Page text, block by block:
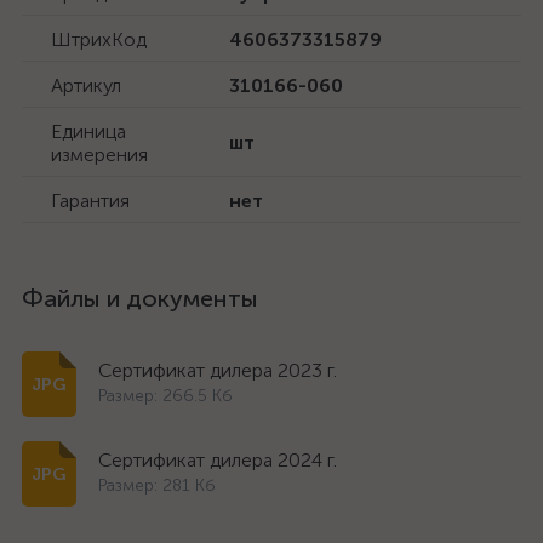
ШтрихКод
4606373315879
Артикул
310166-060
Единица
измерения
шт
Гарантия нет
Файлы и документы
Сертификат дилера 2023 г.
Размер: 266.5 Кб
Сертификат дилера 2024 г.
Размер: 281 Кб